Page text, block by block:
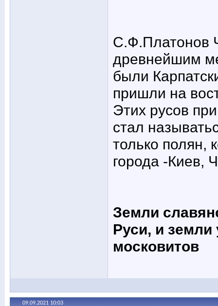
С.Ф.Платонов
древнейшим
были
пришли на
Этих русов
стал
только полян,
города -Киев,
Земли
Руси, и земли
московитов
09.09.2021 10:03